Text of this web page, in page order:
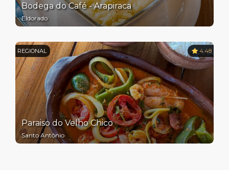
Bodega do Café - Arapiraca
Eldorado
REGIONAL 4.48
Paraiso do Velho Chico
Santo Antônio